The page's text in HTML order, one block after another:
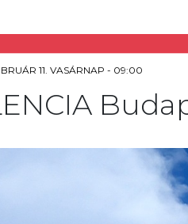
11. VASÁRNAP - 09:00